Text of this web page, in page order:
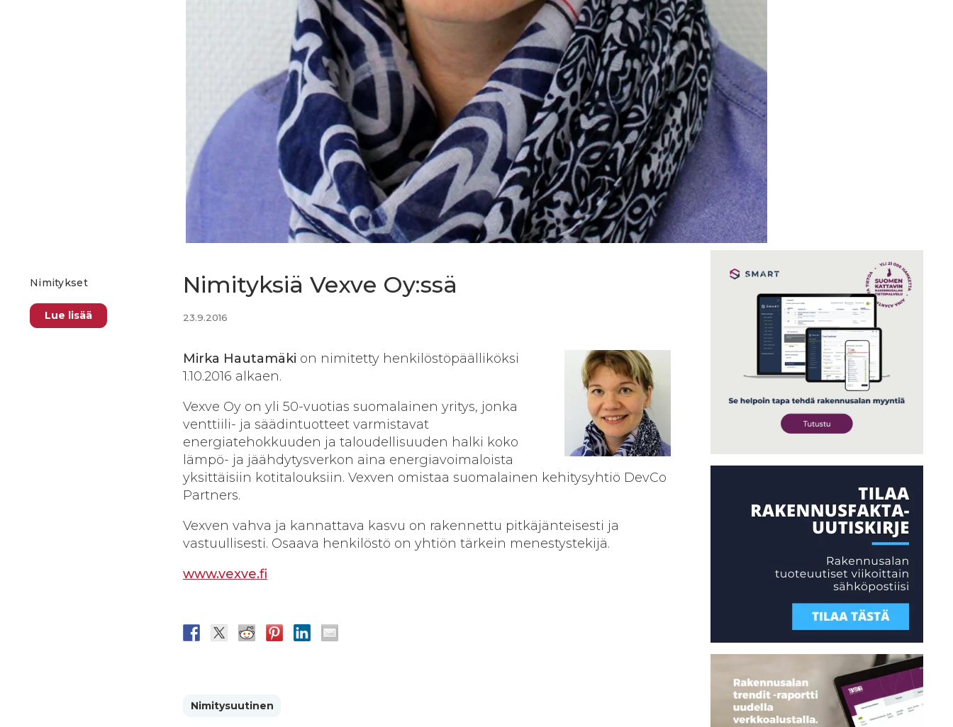
Nimitykset
Lue lisää
Nimityksiä Vexve Oy:ssä
23.9.2016
Mirka Hautamäki on nimitetty henkilöstöpäälliköksi
1.10.2016 alkaen.
Vexve Oy on yli 50-vuotias suomalainen yritys, jonka
venttiili- ja säädintuotteet varmistavat
energiatehokkuuden ja taloudellisuuden halki koko
lämpö- ja jäähdytysverkon aina energiavoimaloista
yksittäisiin kotitalouksiin. Vexven omistaa suomalainen kehitysyhtiö DevCo
Partners.
Vexven vahva ja kannattava kasvu on rakennettu pitkäjänteisesti ja
vastuullisesti. Osaava henkilöstö on yhtiön tärkein menestystekijä.
www.vexve.fi
Nimitysuutinen